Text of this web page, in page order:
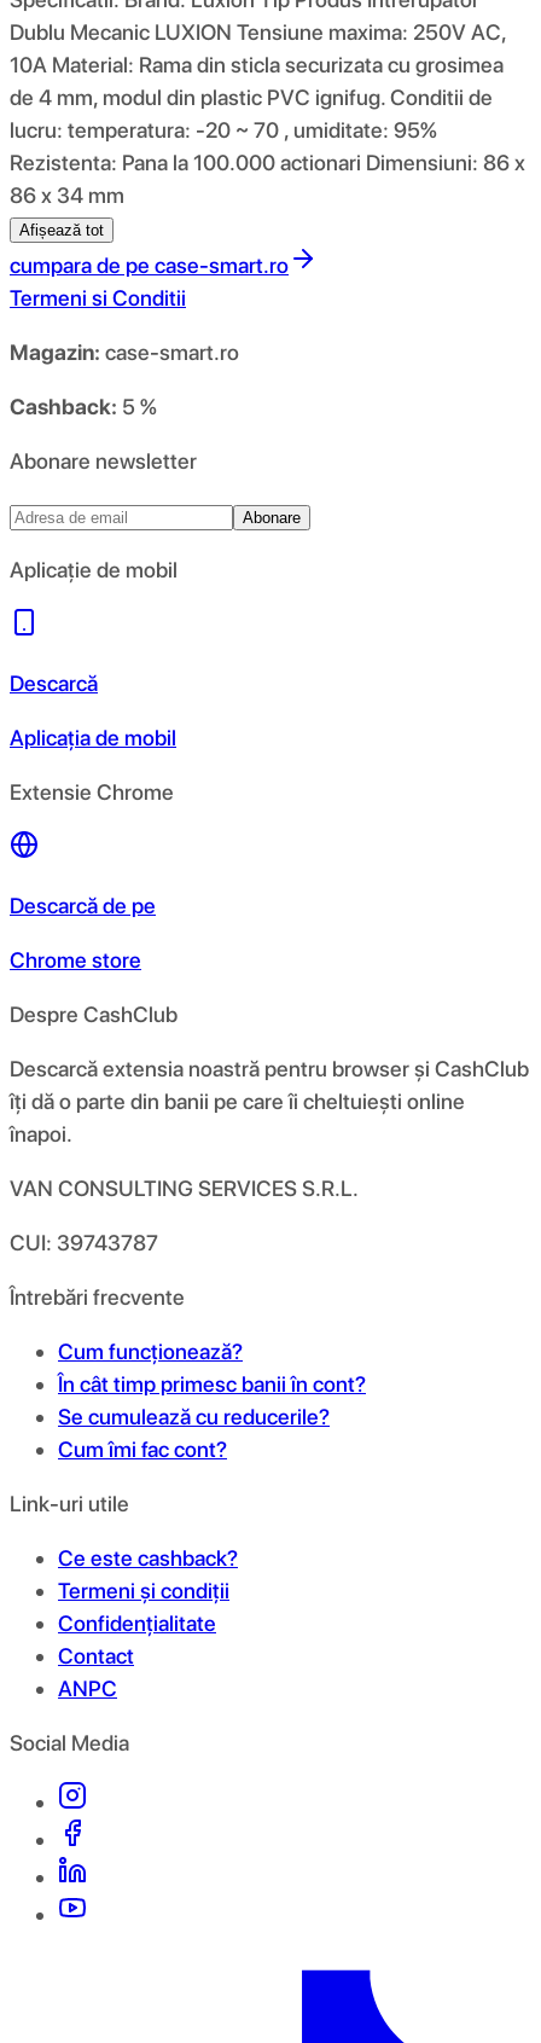
Dublu Mecanic LUXION Tensiune maxima: 250V AC,
10A Material: Rama din sticla securizata cu grosimea
de 4 mm, modul din plastic PVC ignifug. Conditii de
lucru: temperatura: -20 ~ 70 , umiditate: 95%
Rezistenta: Pana la 100.000 actionari Dimensiuni: 86 x
86 x 34 mm
Afișează tot
cumpara de pe case-smart.ro
Termeni si Conditii
Magazin: case-smart.ro
Cashback: 5 %
Abonare newsletter
Abonare
Aplicație de mobil
Descarcă
Aplicația de mobil
Extensie Chrome
Descarcă de pe
Chrome store
Despre CashClub
Descarcă extensia noastră pentru browser și CashClub
îți dă o parte din banii pe care îi cheltuiești online
înapoi.
VAN CONSULTING SERVICES S.R.L.
CUI: 39743787
Întrebări frecvente
Cum funcționează?
În cât timp primesc banii în cont?
Se cumulează cu reducerile?
Cum îmi fac cont?
Link-uri utile
Ce este cashback?
Termeni și condiții
Confidențialitate
Contact
ANPC
Social Media